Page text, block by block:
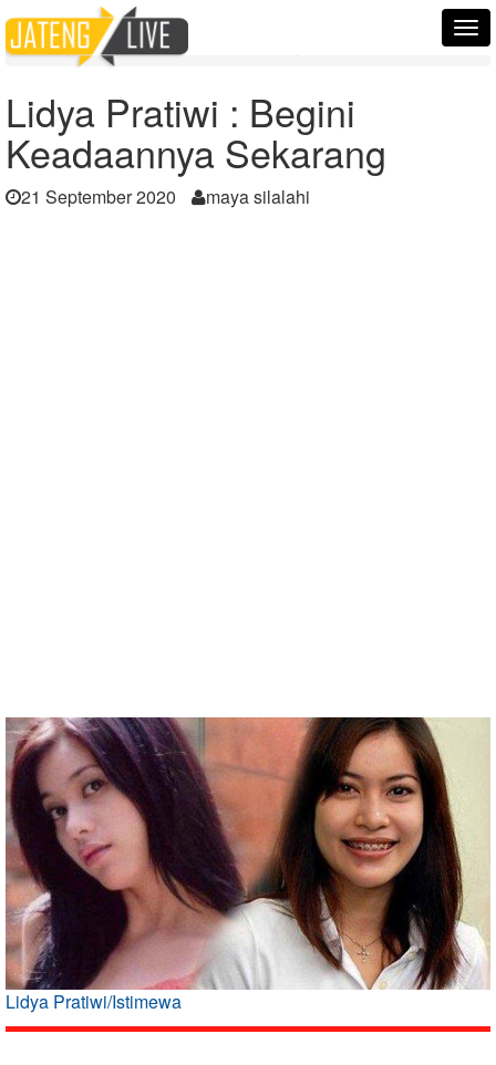
Home
Berita
Lidya Pratiwi : Begini Keadaannya Sekarang
Lidya Pratiwi : Begini
Keadaannya Sekarang
21 September 2020 maya silalahi
Lidya Pratiwi/Istimewa